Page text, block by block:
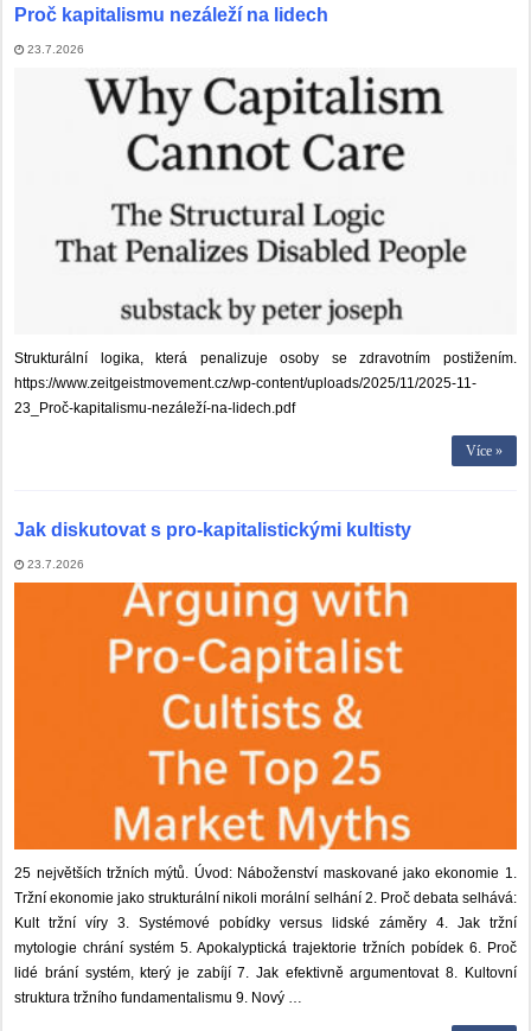
Proč kapitalismu nezáleží na lidech
23.7.2026
Strukturální logika, která penalizuje osoby se zdravotním postižením.
https://www.zeitgeistmovement.cz/wp-content/uploads/2025/11/2025-11-
23_Proč-kapitalismu-nezáleží-na-lidech.pdf
Více »
Jak diskutovat s pro-kapitalistickými kultisty
23.7.2026
25 největších tržních mýtů. Úvod: Náboženství maskované jako ekonomie 1.
Tržní ekonomie jako strukturální nikoli morální selhání 2. Proč debata selhává:
Kult tržní víry 3. Systémové pobídky versus lidské záměry 4. Jak tržní
mytologie chrání systém 5. Apokalyptická trajektorie tržních pobídek 6. Proč
lidé brání systém, který je zabíjí 7. Jak efektivně argumentovat 8. Kultovní
struktura tržního fundamentalismu 9. Nový …